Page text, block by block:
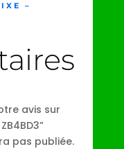
–
avis sur
pas publiée.